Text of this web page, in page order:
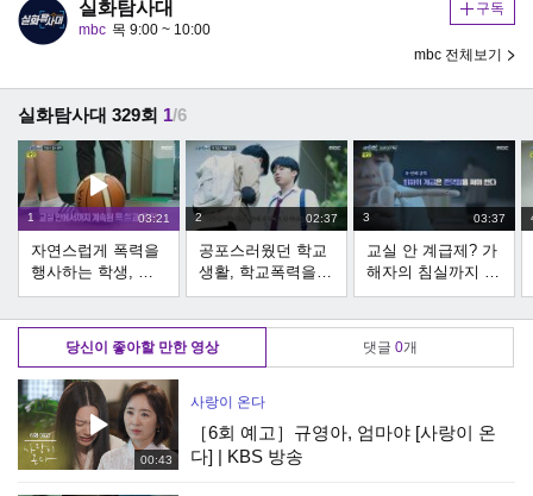
실화탐사대
mbc 목 9:00 ~ 10:00
구독
mbc 전체보기
실화탐사대 329회 1/6
1 03:21
자연스럽게 폭력을
행사하는 학생, 중
학교 입학 후 무너
진 일상, MBC
250918 방송
2 02:37
공포스러웠던 학교
생활, 학교폭력을
지시한 가해자,
MBC 250918 방송
3 03:37
교실 안 계급제? 가
해자의 침실까지 마
련한 피해자들,
MBC 250918 방송
당신이 좋아할 만한 영상 댓글 0개
00:43
사랑이 온다
［6회 예고］규영아, 엄마야 [사랑이 온
다] | KBS 방송